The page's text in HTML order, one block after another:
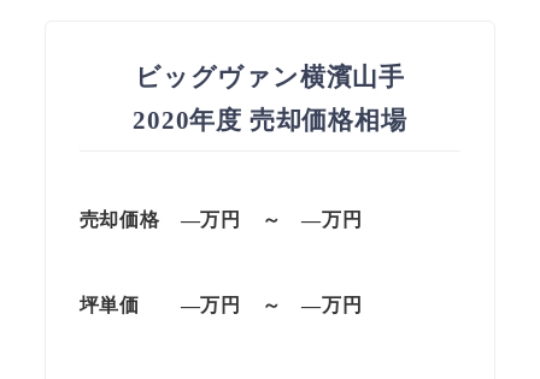
ビッグヴァン横濱山手
2020年度 売却価格相場
売却価格 —万円 ～—万円
坪単価 —万円 ～—万円